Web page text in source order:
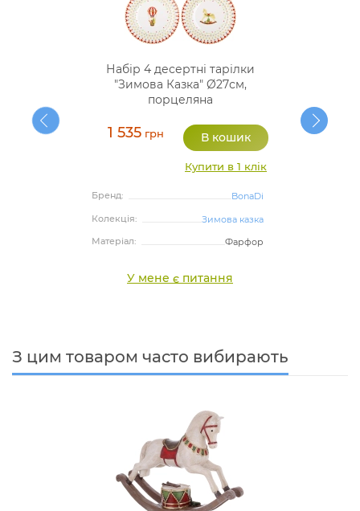
Набір 4 десертні тарілки
"Зимова Казка" Ø27см,
порцеляна
1 535 грн
Купити в 1 клік
Бренд:
BonaDi
Колекція:
Зимова казка
Матеріал:
Фарфор
У мене є питання
З цим товаром часто вибирають